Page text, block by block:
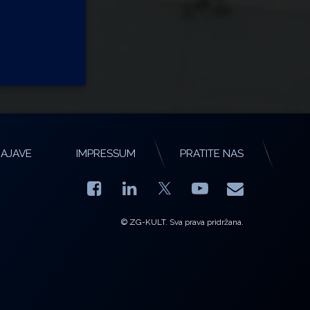
IMPRESSUM PRATITE NAS
Facebook
LinkedIn YouTube
E-mail
© ZG-KULT. Sva prava pridržana.